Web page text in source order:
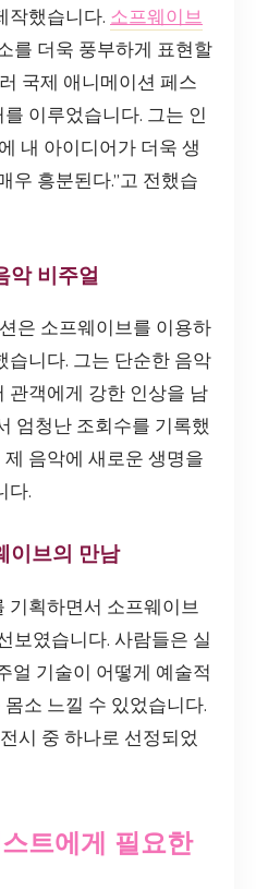
작했습니다. 소프웨이브
를 더욱 풍부하게 표현할
국제 애니메이션 페스
이루었습니다. 그는 인
내 아이디어가 더욱 생
우 흥분된다.”고 전했습
악 비주얼
은 소프웨이브를 이용하
습니다. 그는 단순한 음악
관객에게 강한 인상을 남
엄청난 조회수를 기록했
음악에 새로운 생명을
다.
이브의 만남
기획하면서 소프웨이브
보였습니다. 사람들은 실
얼 기술이 어떻게 예술적
소 느낄 수 있었습니다.
시 중 하나로 선정되었
트에게 필요한